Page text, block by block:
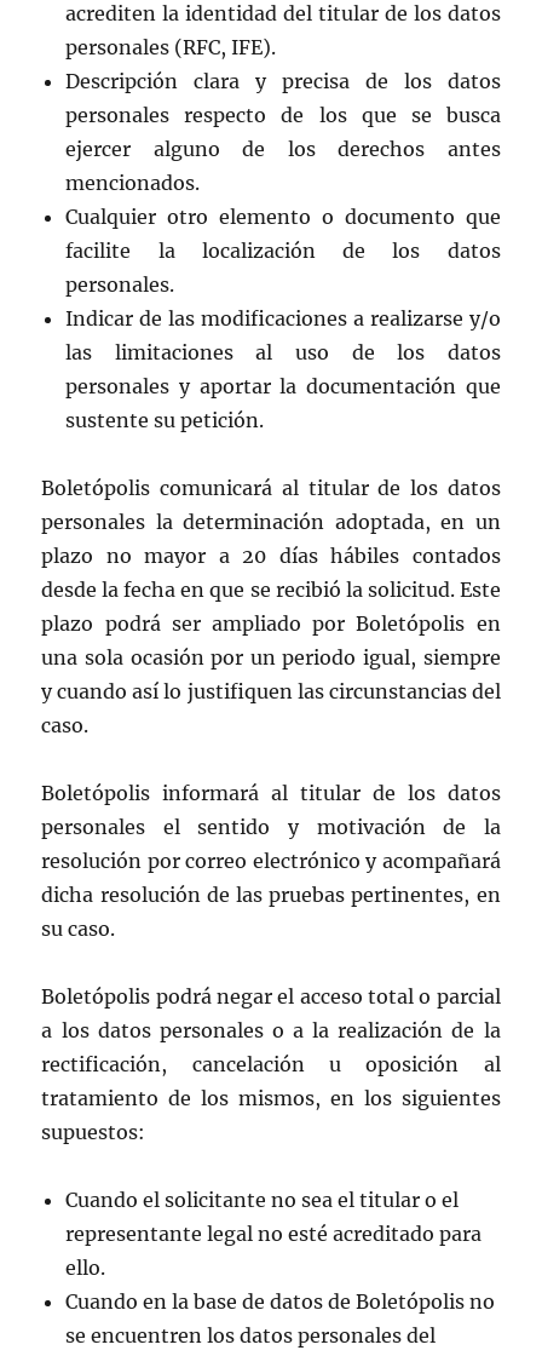
acrediten la identidad del titular de los datos
personales (RFC, IFE).
Descripción clara y precisa de los datos
personales respecto de los que se busca
ejercer alguno de los derechos antes
mencionados.
Cualquier otro elemento o documento que
facilite la localización de los datos
personales.
Indicar de las modificaciones a realizarse y/o
las limitaciones al uso de los datos
personales y aportar la documentación que
sustente su petición.
Boletópolis comunicará al titular de los datos
personales la determinación adoptada, en un
plazo no mayor a 20 días hábiles contados
desde la fecha en que se recibió la solicitud. Este
plazo podrá ser ampliado por Boletópolis en
una sola ocasión por un periodo igual, siempre
y cuando así lo justifiquen las circunstancias del
caso.
Boletópolis informará al titular de los datos
personales el sentido y motivación de la
resolución por correo electrónico y acompañará
dicha resolución de las pruebas pertinentes, en
su caso.
Boletópolis podrá negar el acceso total o parcial
a los datos personales o a la realización de la
rectificación, cancelación u oposición al
tratamiento de los mismos, en los siguientes
supuestos:
Cuando el solicitante no sea el titular o el
representante legal no esté acreditado para
ello.
Cuando en la base de datos de Boletópolis no
se encuentren los datos personales del